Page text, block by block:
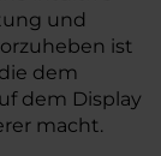
und
ist
dem
dem Display
macht.